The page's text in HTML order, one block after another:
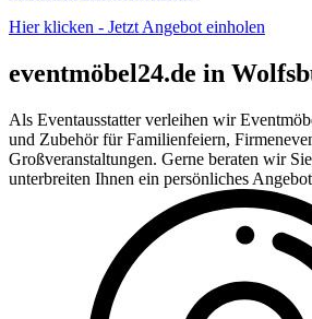
Hier klicken - Jetzt Angebot einholen
eventmöbel24.de in
Als Eventausstatter verleihen wir
und Zubehör für Familienfeiern,
Großveranstaltungen. Gerne beraten wir
unterbreiten Ihnen ein persönliches